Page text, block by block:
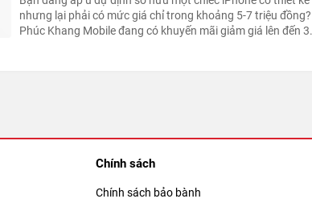
nhưng lại phải có mức giá chỉ trong khoảng 5-7 triệu
Phúc Khang Mobile đang có khuyến mãi giảm giá lên đến
Chính sách
Chính sách bảo bành